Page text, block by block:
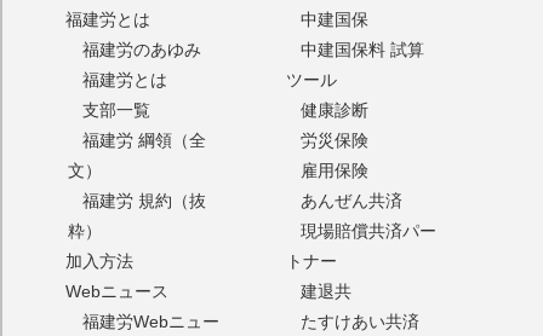
福建労とは
福建労のあゆみ
福建労とは
支部一覧
福建労 綱領（全
文）
福建労 規約（抜
粋）
加入方法
Webニュース
福建労Webニュー
中建国保
中建国保料 試算
ツール
健康診断
労災保険
雇用保険
あんぜん共済
現場賠償共済パー
トナー
建退共
たすけあい共済